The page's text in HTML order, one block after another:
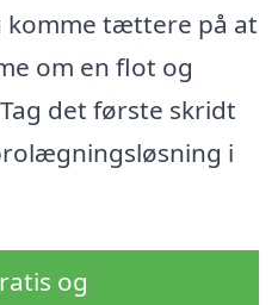
komme tættere på at
om en flot og
det første skridt
i
og